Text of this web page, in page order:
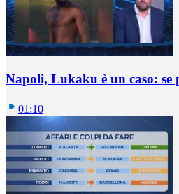
Napoli, Lukaku è un caso: se
01:10